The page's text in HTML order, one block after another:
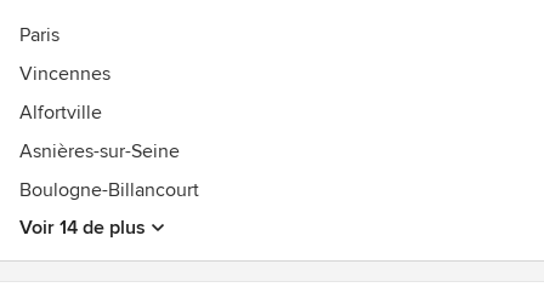
Paris
Vincennes
Alfortville
Asnières-sur-Seine
Boulogne-Billancourt
Voir 14 de plus